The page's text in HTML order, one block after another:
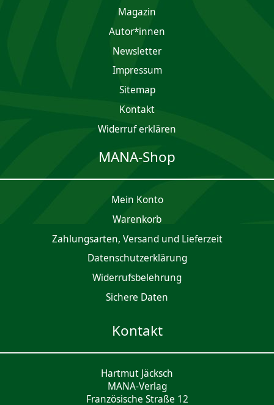
Magazin
Autor*innen
Newsletter
Impres­sum
Sitemap
Kontakt
Widerruf erklären
MANA-Shop
Mein Konto
Waren­korb
Zahlungsarten, Versand und Lieferzeit
Daten­schutz­er­klärung
Widerrufsbelehrung
Sichere Daten
Kontakt
Hartmut Jäcksch
MANA-Verlag
Französische Straße 12